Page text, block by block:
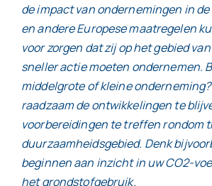
de impact van ondernemingen in
en andere Europese maatregelen
voor zorgen dat zij op het gebied
sneller actie moeten ondernemen.
middelgrote of kleine
raadzaam de ontwikkelingen te
voorbereidingen te treffen rondom
duurzaamheidsgebied. Denk
beginnen aan inzicht in uw CO2-
het grondstofgebruik.